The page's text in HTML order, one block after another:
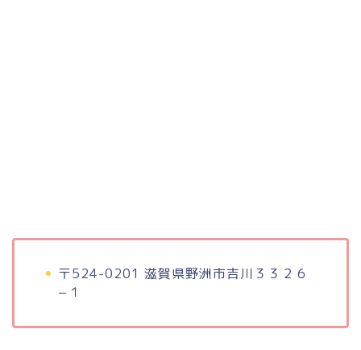
〒524-0201 滋賀県野洲市吉川３３２６
−１